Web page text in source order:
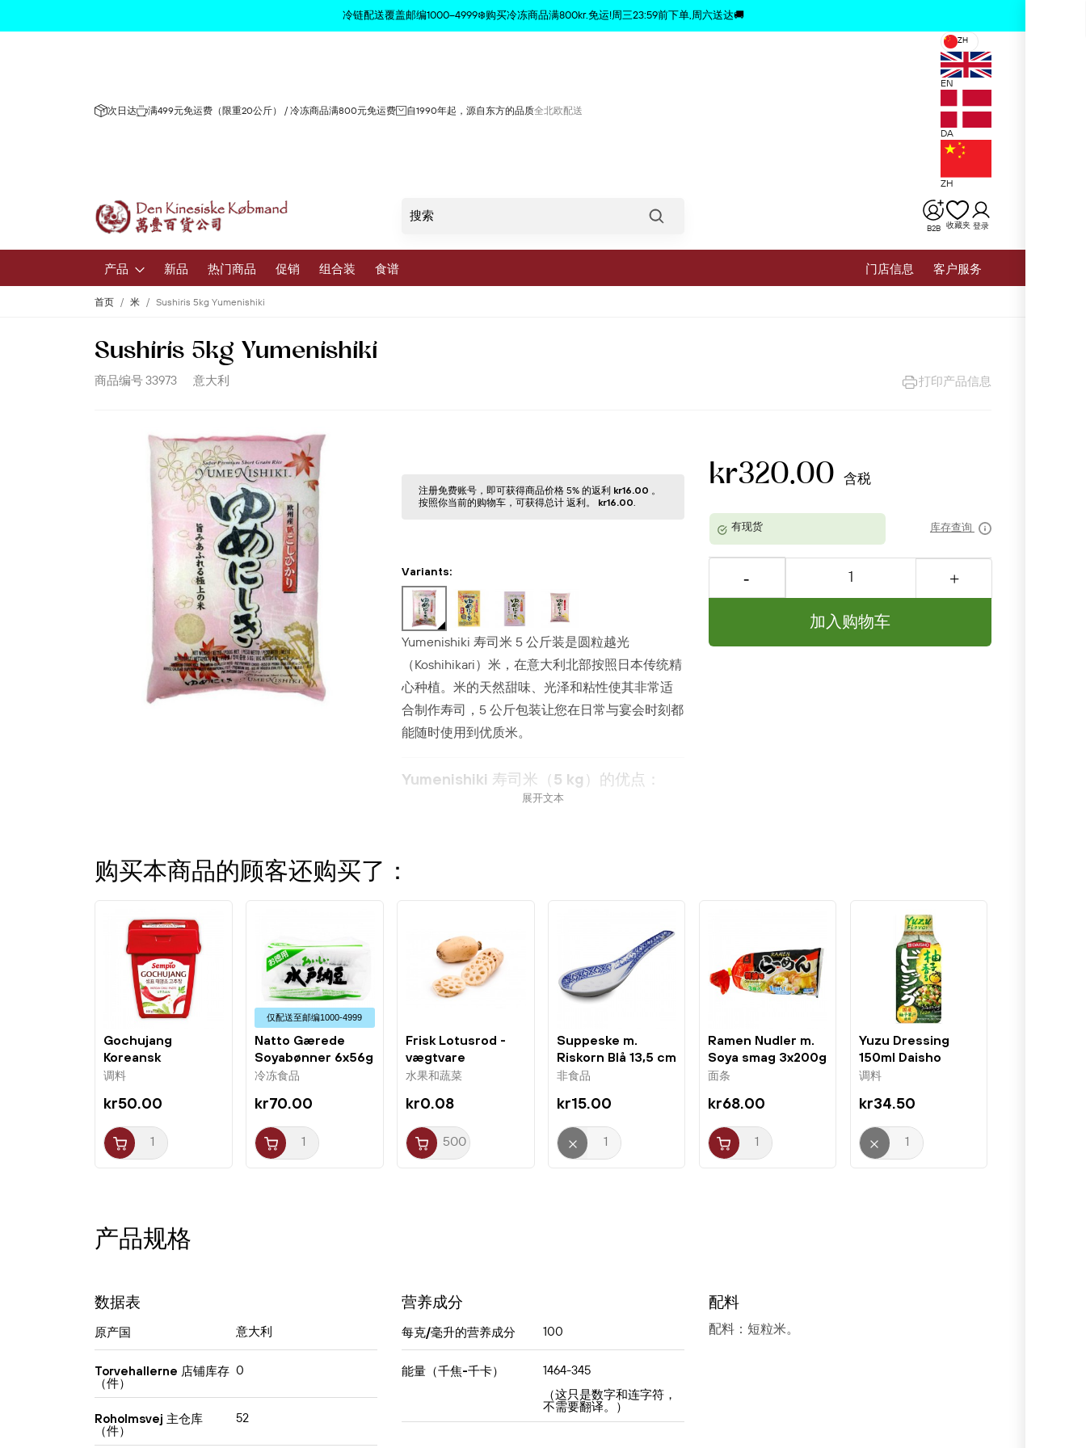
冷链配送覆盖邮编1000–4999❄️购买冷冻商品满800kr.免运!周三23:59前下单,周六送达🚚
次日达 满499元免运费（限重20公斤） / 冷冻商品满800元免运费 自1990年起，源自东方的品质全北欧配送
ZH
EN
DA
ZH
B2B 收藏夹 登录
产品
新鲜水果和蔬菜
新品 热门商品 促销 组合装 食谱 ⻔店信息 客户服务
首页 米 Sushiris 5kg Yumenishiki
Sushiris 5kg Yumenishiki
商品编号33973 意大利 打印产品信息
注册免费账号，即可获得商品价格 5% 的返利 kr16.00 。
按照你当前的购物⻋，可获得总计 返利。
kr16.00.
Variants:
Yumenishiki 寿司米 5 公斤装是圆粒越光
（Koshihikari）米，在意大利北部按照日本传统精
心种植。米的天然甜味、光泽和粘性使其非常适
合制作寿司，5 公斤包装让您在日常与宴会时刻都
能随时使用到优质米。
Yumenishiki 寿司米（5 kg）的优点：
- 纯正的越光（Koshihikari）品种在日本以其光泽
- 用途广泛，可用于寿司、盖饭/饭碗及其他日本
料理。
- 5 公斤中包——在家庭使用与频繁烹饪之间提供
烹饪说明：
- 将米用冷水彻底清洗，直到洗出的水变清澈。
- 水与米的比例为 1.5 杯水 对 1 杯米。
- 煮沸后转小火，盖上锅盖小火焖煮约 20 分钟。
- 熄火后盖着静置 10 分钟再盛出。
Yumenishiki 米属于日本越光（Koshihikari）品
具可得性，该品种在意大利北部种植，那里土壤
与气候提供了理想的条件。日本的稻米种植技术
与欧洲的生长环境相结合，造就了符合制作寿司
展开文本
kr320.00 含税
库存查询
加入购物车
产品规格
数据表
原产国 意大利
Torvehallerne 店铺库存
（件）
0
Roholmsvej 主仓库
（件）
52
营养成分
每克/毫升的营养成分 100
能量（千焦-千卡）
1464-345
（这只是数字和连字符，
不需要翻译。）
配料
配料：短粒米。
购买本商品的顾客还购买了：
Gochujang
Koreansk
Chilipasta Vegan
调料
kr50.00
仅配送⾄邮编1000-4999
Natto Gærede
Soyabønner 6x56g
Tokuyo
冷冻食品
kr70.00
Frisk Lotusrod -
vægtvare
水果和蔬菜
kr0.08
Suppeske m.
Riskorn Blå 13,5 cm
1stk Rice...
非食品
kr15.00
Ramen Nudler m.
Soya smag 3x200g
Miyakoichi
面条
kr68.00
Yuzu Dressing
150ml Daisho
调料
kr34.50
商品已从购物车中删除